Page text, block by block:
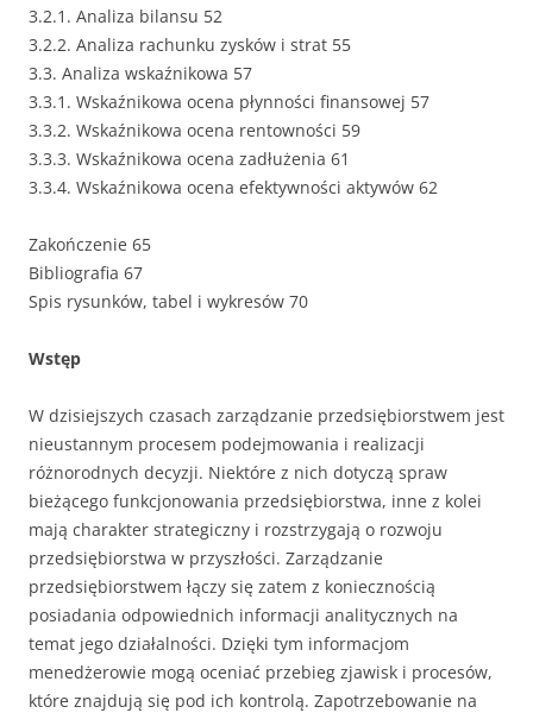
3.2.1. Analiza bilansu 52
3.2.2. Analiza rachunku zysków i strat 55
3.3. Analiza wskaźnikowa 57
3.3.1. Wskaźnikowa ocena płynności finansowej 57
3.3.2. Wskaźnikowa ocena rentowności 59
3.3.3. Wskaźnikowa ocena zadłużenia 61
3.3.4. Wskaźnikowa ocena efektywności aktywów 62
Zakończenie 65
Bibliografia 67
Spis rysunków, tabel i wykresów 70
Wstęp
W dzisiejszych czasach zarządzanie przedsiębiorstwem jest
nieustannym procesem podejmowania i realizacji
różnorodnych decyzji. Niektóre z nich dotyczą spraw
bieżącego funkcjonowania przedsiębiorstwa, inne z kolei
mają charakter strategiczny i rozstrzygają o rozwoju
przedsiębiorstwa w przyszłości. Zarządzanie
przedsiębiorstwem łączy się zatem z koniecznością
posiadania odpowiednich informacji analitycznych na
temat jego działalności. Dzięki tym informacjom
menedżerowie mogą oceniać przebieg zjawisk i procesów,
które znajdują się pod ich kontrolą. Zapotrzebowanie na